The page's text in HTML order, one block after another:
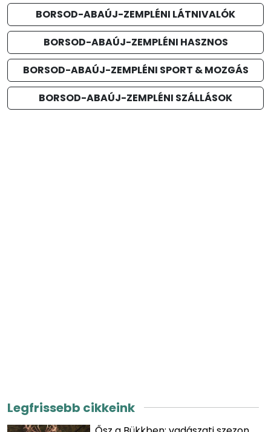
BORSOD-ABAÚJ-ZEMPLÉNI LÁTNIVALÓK
BORSOD-ABAÚJ-ZEMPLÉNI HASZNOS
BORSOD-ABAÚJ-ZEMPLÉNI SPORT & MOZGÁS
BORSOD-ABAÚJ-ZEMPLÉNI SZÁLLÁSOK
Legfrissebb cikkeink